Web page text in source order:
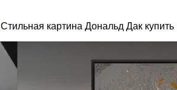
Стильная картина Дональд Дак купить